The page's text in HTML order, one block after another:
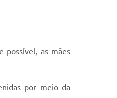
possível, as mães
por meio da